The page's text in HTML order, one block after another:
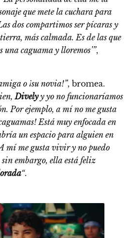
que mete la cuchara para
dos compartimos ser pícaras y
más calmada. Es de las que
caguama y lloremos’”,
o ¡su novia!”, bromea.
Divelyy yo no funcionaríamos
Por ejemplo, a mí no me gusta
Está muy enfocada en
un espacio para alguien en
mí me gusta vivir y no puedo
embargo, ella está feliz
“.